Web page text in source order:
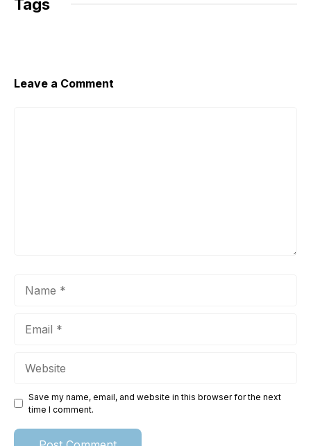
Tags
Leave a Comment
Save my name, email, and website in this browser for the next
time I comment.